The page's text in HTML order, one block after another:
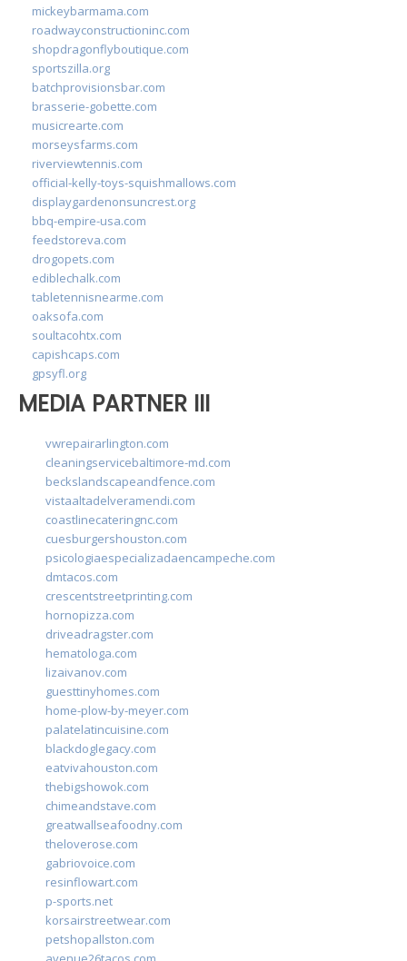
mickeybarmama.com
roadwayconstructioninc.com
shopdragonflyboutique.com
sportszilla.org
batchprovisionsbar.com
brasserie-gobette.com
musicrearte.com
morseysfarms.com
riverviewtennis.com
official-kelly-toys-squishmallows.com
displaygardenonsuncrest.org
bbq-empire-usa.com
feedstoreva.com
drogopets.com
ediblechalk.com
tabletennisnearme.com
oaksofa.com
soultacohtx.com
capishcaps.com
gpsyfl.org
MEDIA PARTNER III
vwrepairarlington.com
cleaningservicebaltimore-md.com
beckslandscapeandfence.com
vistaaltadelveramendi.com
coastlinecateringnc.com
cuesburgershouston.com
psicologiaespecializadaencampeche.com
dmtacos.com
crescentstreetprinting.com
hornopizza.com
driveadragster.com
hematologa.com
lizaivanov.com
guesttinyhomes.com
home-plow-by-meyer.com
palatelatincuisine.com
blackdoglegacy.com
eatvivahouston.com
thebigshowok.com
chimeandstave.com
greatwallseafoodny.com
theloverose.com
gabriovoice.com
resinflowart.com
p-sports.net
korsairstreetwear.com
petshopallston.com